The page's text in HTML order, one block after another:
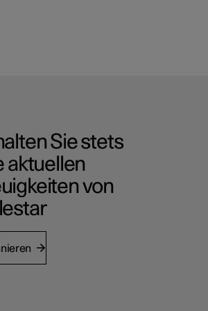
Sie stets
aktuellen
von